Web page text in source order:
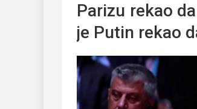
Parizu rekao
je Putin rekao